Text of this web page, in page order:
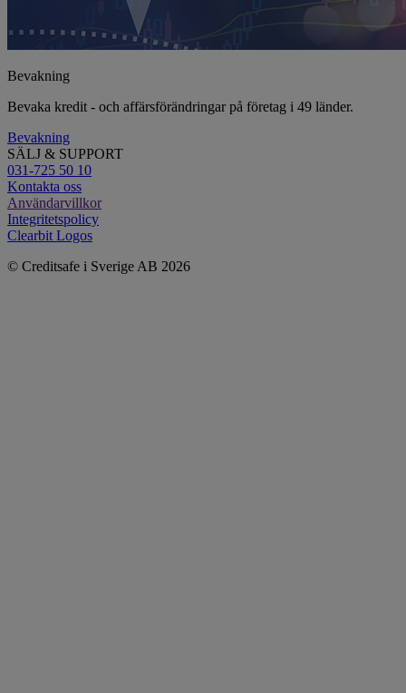
Bevakning
Bevaka kredit - och affärsförändringar på företag i 49 länder.
Bevakning
SÄLJ & SUPPORT
031-725 50 10
Kontakta oss
Användarvillkor
Integritetspolicy
Clearbit Logos
© Creditsafe i Sverige AB 2026